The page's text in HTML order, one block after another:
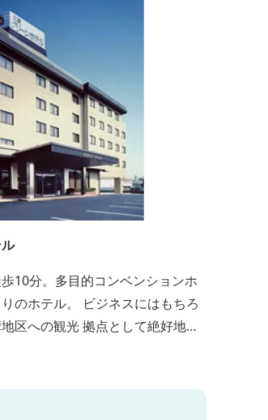
10分。多目的コンベンションホ
のホテル。 ビジネスにはもちろ
区への観光 拠点として絶好地。
快適で清潔な客室にサービスも